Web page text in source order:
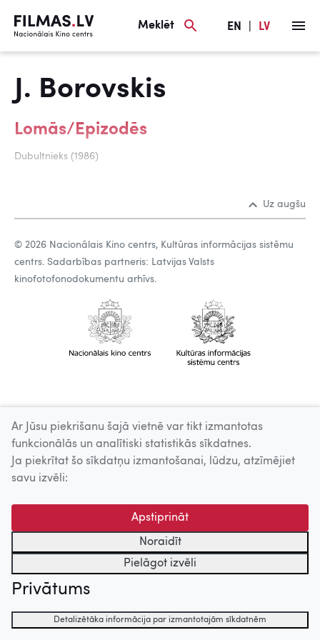
Meklēt EN LV
J. Borovskis
Lomās/Epizodēs
Dubultnieks (1986)
Uz augšu
© 2026 Nacionālais Kino centrs, Kultūras informācijas sistēmu
centrs. Sadarbības partneris: Latvijas Valsts
kinofotofonodokumentu arhīvs.
Ar Jūsu piekrišanu šajā vietnē var tikt izmantotas
funkcionālās un analītiski statistikās sīkdatnes.
Ja piekrītat šo sīkdatņu izmantošanai, lūdzu, atzīmējiet
savu izvēli:
Apstiprināt
Noraidīt
Pielāgot izvēli
Privātums
Detalizētāka informācija par izmantotajām sīkdatnēm